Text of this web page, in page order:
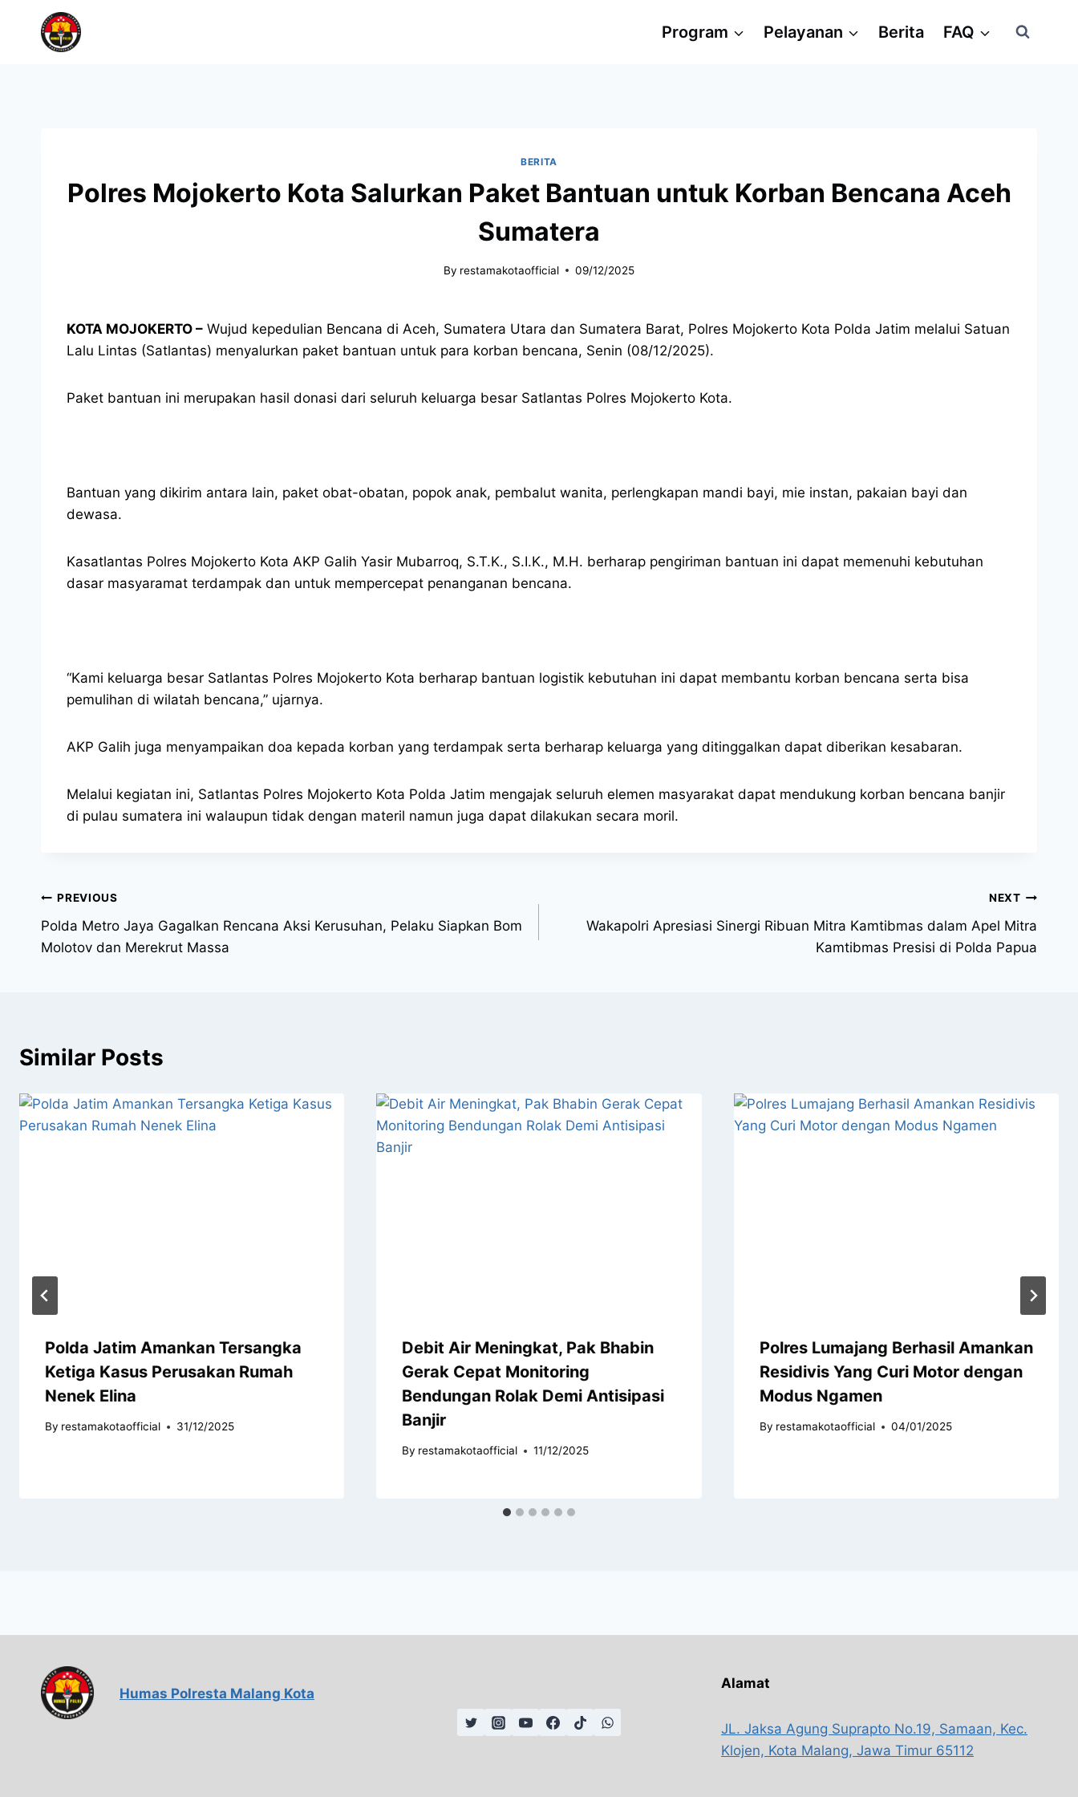
Program Pelayanan Berita FAQ
BERITA
Polres Mojokerto Kota Salurkan Paket Bantuan untuk Korban Bencana Aceh
Sumatera
By restamakotaofficial 09/12/2025
KOTA MOJOKERTO – Wujud kepedulian Bencana di Aceh, Sumatera Utara dan Sumatera Barat, Polres Mojokerto Kota Polda Jatim melalui Satuan
Lalu Lintas (Satlantas) menyalurkan paket bantuan untuk para korban bencana, Senin (08/12/2025).
Paket bantuan ini merupakan hasil donasi dari seluruh keluarga besar Satlantas Polres Mojokerto Kota.
Bantuan yang dikirim antara lain, paket obat-obatan, popok anak, pembalut wanita, perlengkapan mandi bayi, mie instan, pakaian bayi dan
dewasa.
Kasatlantas Polres Mojokerto Kota AKP Galih Yasir Mubarroq, S.T.K., S.I.K., M.H. berharap pengiriman bantuan ini dapat memenuhi kebutuhan
dasar masyaramat terdampak dan untuk mempercepat penanganan bencana.
“Kami keluarga besar Satlantas Polres Mojokerto Kota berharap bantuan logistik kebutuhan ini dapat membantu korban bencana serta bisa
pemulihan di wilatah bencana,” ujarnya.
AKP Galih juga menyampaikan doa kepada korban yang terdampak serta berharap keluarga yang ditinggalkan dapat diberikan kesabaran.
Melalui kegiatan ini, Satlantas Polres Mojokerto Kota Polda Jatim mengajak seluruh elemen masyarakat dapat mendukung korban bencana banjir
di pulau sumatera ini walaupun tidak dengan materil namun juga dapat dilakukan secara moril.
PREVIOUS
Polda Metro Jaya Gagalkan Rencana Aksi Kerusuhan, Pelaku Siapkan Bom
Molotov dan Merekrut Massa
NEXT
Wakapolri Apresiasi Sinergi Ribuan Mitra Kamtibmas dalam Apel Mitra
Kamtibmas Presisi di Polda Papua
Similar Posts
Polda Jatim Amankan Tersangka
Ketiga Kasus Perusakan Rumah
Nenek Elina
By restamakotaofficial 31/12/2025
Debit Air Meningkat, Pak Bhabin
Gerak Cepat Monitoring
Bendungan Rolak Demi Antisipasi
Banjir
By restamakotaofficial 11/12/2025
Polres Lumajang Berhasil Amankan
Residivis Yang Curi Motor dengan
Modus Ngamen
By restamakotaofficial 04/01/2025
Humas Polresta Malang Kota
Alamat
JL. Jaksa Agung Suprapto No.19, Samaan, Kec.
Klojen, Kota Malang, Jawa Timur 65112